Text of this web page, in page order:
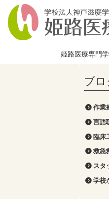
姫路医療専門
作業
言語
臨床
救急
スタ
学校